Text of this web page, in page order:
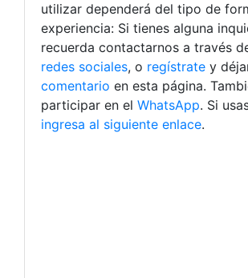
utilizar dependerá del tipo de
experiencia: Si tienes alguna
recuerda contactarnos a través
redes sociales, o regístrate y
comentario en esta página.
participar en el WhatsApp. Si
ingresa al siguiente enlace.